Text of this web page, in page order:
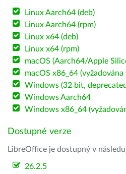
Linux Aarch64 (deb)
Linux Aarch64 (rpm)
Linux x64 (deb)
Linux x64 (rpm)
macOS (Aarch64/Apple
macOS x86_64
Windows (32 bit,
Windows Aarch64
Windows x86_64
Dostupné verze
LibreOffice je dostupný v
26.2.5